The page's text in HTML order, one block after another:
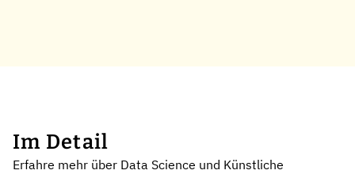
Im Detail
Erfahre mehr über Data Science und Künstliche